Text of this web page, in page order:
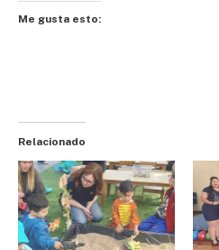
Me gusta esto:
Relacionado